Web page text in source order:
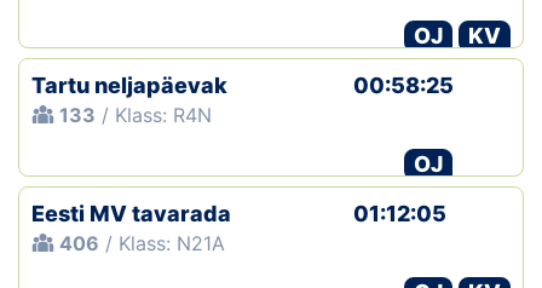
OJ
KV
Tartu neljapäevak
133 / Klass: R4N
00:58:25
OJ
Eesti MV tavarada
406 / Klass: N21A
01:12:05